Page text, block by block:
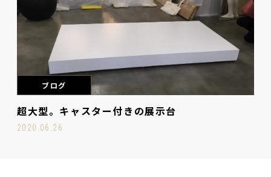
ブログ
超大型。キャスター付きの展示台
2020.06.26